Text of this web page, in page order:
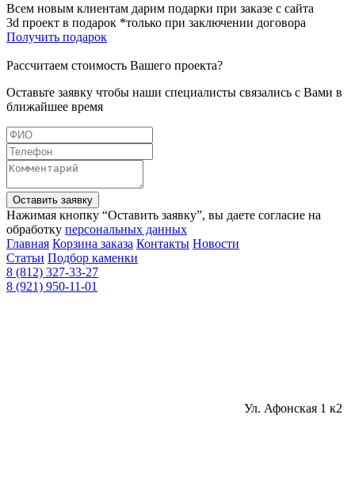
Всем новым клиентам дарим подарки при заказе с сайта
3d проект в подарок *только при заключении договора
Получить подарок
Рассчитаем стоимость Вашего проекта?
Оставьте заявку чтобы наши специалисты связались с Вами в
ближайшее время
Оставить заявку
Нажимая кнопку “Оставить заявку”, вы даете согласие на
обработку персональных данных
Главная Корзина заказа Контакты Новости
Статьи Подбор каменки
8 (812) 327-33-27
8 (921) 950-11-01
Ул. Афонская 1 к2